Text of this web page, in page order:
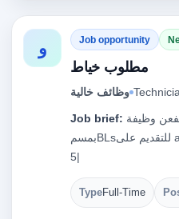
و Job opportunity
مطلوب خياط
وظائف خالية
Job brief:
بمسم‎BLs‏‏للتقديم على ‎a5 gl‏ يرجى التواصل على‎H1 H2
TypeFull-Time